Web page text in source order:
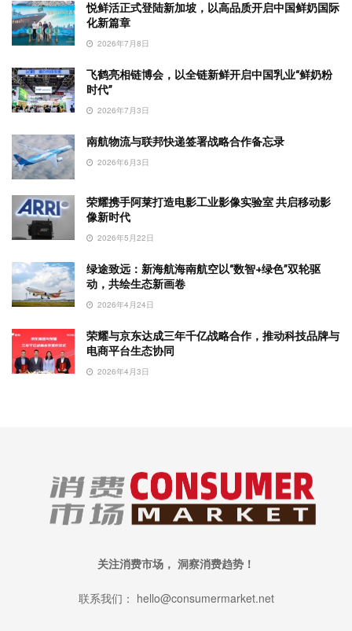
悦鲜活正式登陆新加坡，以高品质开启中国鲜奶国际
化新篇章
2026年7月8日
飞鹤亮相链博会，以全链新鲜开启中国乳业“鲜奶粉
时代”
2026年7月3日
南航物流与联邦快递签署战略合作备忘录
2026年6月3日
荣耀携手阿莱打造电影工业影像实验室 共启移动影
像新时代
2026年5月22日
绿途致远：新海航海南航空以“数智+绿色”双轮驱
动，共绘生态新画卷
2026年4月24日
荣耀与京东达成三年千亿战略合作，推动科技品牌与
电商平台生态协同
2026年4月3日
关注消费市场， 洞察消费趋势！
联系我们： hello@consumermarket.net